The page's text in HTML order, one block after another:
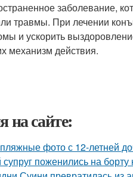
заболевание,
травмы. При лечении
и ускорить
механизм действия.
на сайте:
фото с 12-летней
поженились на борту